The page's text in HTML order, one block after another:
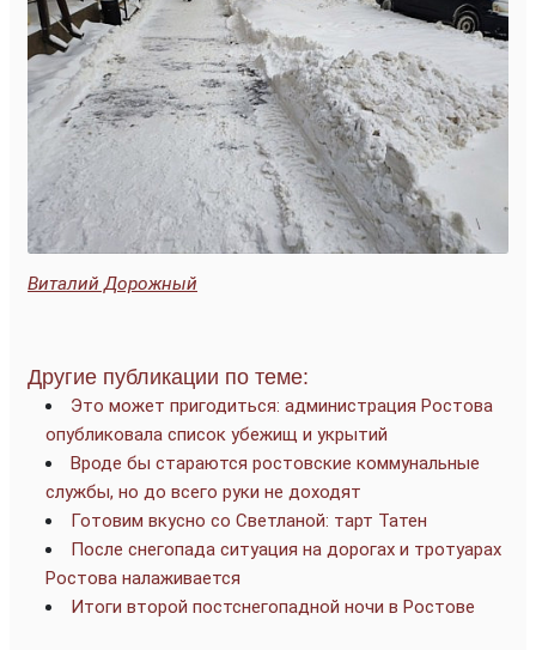
Виталий Дорожный
Другие публикации по теме:
Это может пригодиться: администрация Ростова
опубликовала список убежищ и укрытий
Вроде бы стараются ростовские коммунальные
службы, но до всего руки не доходят
Готовим вкусно со Светланой: тарт Татен
После снегопада ситуация на дорогах и тротуарах
Ростова налаживается
Итоги второй постснегопадной ночи в Ростове